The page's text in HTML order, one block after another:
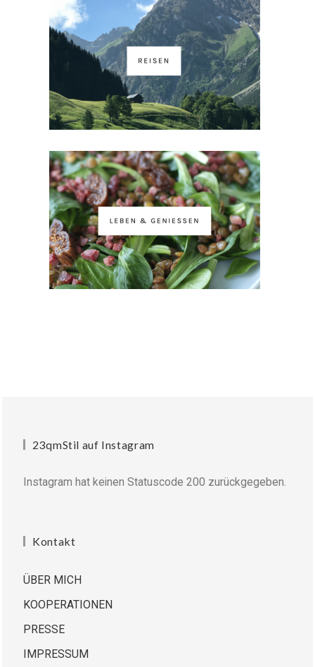
23qmStil auf Instagram
Instagram hat keinen Statuscode 200 zurückgegeben.
Kontakt
ÜBER MICH
KOOPERATIONEN
PRESSE
IMPRESSUM